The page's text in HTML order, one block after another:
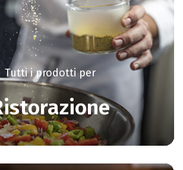
Tutti i prodotti per